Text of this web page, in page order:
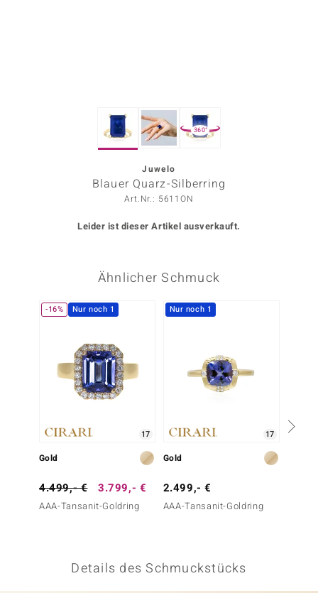
Collection
BY DE MELO
360°
Juwelo
Blauer Quarz-Silberring
Art.Nr.: 5611ON
Leider ist dieser Artikel ausverkauft.
Ähnlicher Schmuck
-16% Nur noch 1
17
Gold
4.499,- € 3.799,- €
AAA-Tansanit-Goldring
Nur noch 1
17
Gold
2.499,- €
AAA-Tansanit-Goldring
Details des Schmuckstücks